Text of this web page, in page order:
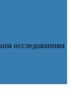
исследованиям